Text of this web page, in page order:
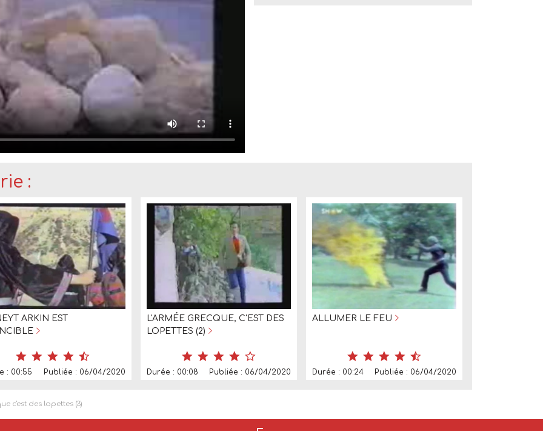
:
ARKIN EST
: 00:55 Publiée : 06/04/2020
L'ARMÉE GRECQUE, C'EST DES
LOPETTES (2)
Durée : 00:08 Publiée : 06/04/2020
ALLUMER LE FEU
Durée : 00:24 Publiée : 06/04/2020
c'est des lopettes (3)